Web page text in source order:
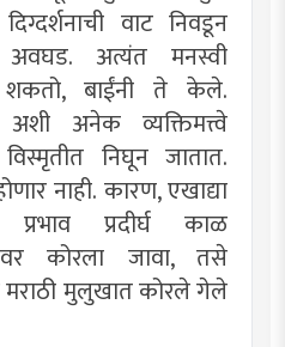
वाट निवडून
अत्यंत मनस्वी
बाईंनी ते केले.
अनेक व्यक्तिमत्त्वे
निघून जातात.
नाही. कारण, एखाद्या
प्रभाव प्रदीर्घ काळ
कोरला जावा, तसे
मराठी मुलुखात कोरले गेले